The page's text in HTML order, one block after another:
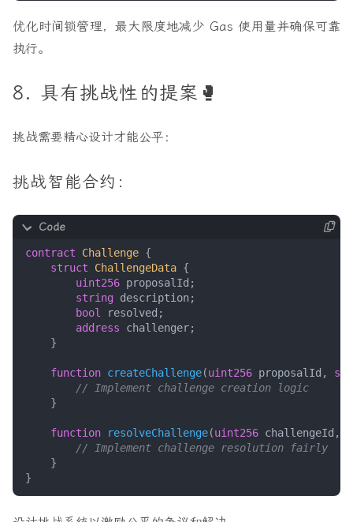
优化时间锁管理，最大限度地减少 Gas 使用量并确保可靠
执行。
8. 具有挑战性的提案🥊
挑战需要精心设计才能公平：
挑战智能合约：
contract Challenge {
struct
ChallengeData {
uint256 proposalId ;
string
description;
bool
resolved ;
address
challenger;
}
function createChallenge(uint256 proposalId ,
}
function resolveChallenge(uint256 challengeId ,
}
}